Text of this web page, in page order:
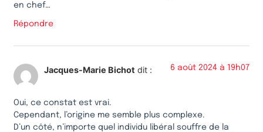
en chef…
Répondre
Jacques-Marie Bichot dit : 6 août 2024 à 19h07
Oui, ce constat est vrai.
Cependant, l’origine me semble plus complexe.
D’un côté, n’importe quel individu libéral souffre de la